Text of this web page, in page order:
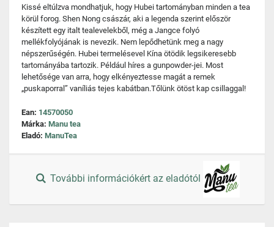
Kissé eltúlzva mondhatjuk, hogy Hubei tartományban minden a tea
körül forog. Shen Nong császár, aki a legenda szerint először
készített egy italt tealevelekből, még a Jangce folyó
mellékfolyójának is nevezik. Nem lepődhetünk meg a nagy
népszerűségén. Hubei termelésevel Kína ötödik legsikeresebb
tartományába tartozik. Például híres a gunpowder-jei. Most
lehetősége van arra, hogy elkényeztesse magát a remek
„puskaporral” vaníliás tejes kabátban.Tőlünk ötöst kap csillaggal!
Ean: 14570050
Márka: Manu tea
Eladó: ManuTea
További információkért az eladótól